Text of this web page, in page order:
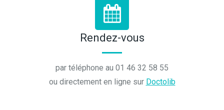
Rendez-vous
par téléphone au 01 46 32 58 55
ou directement en ligne sur Doctolib